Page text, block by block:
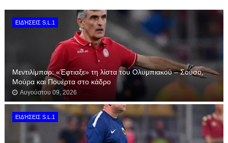
ΕΙΔΉΣΕΙΣ S.L.1
Μεντιλίμπαρ: «Έφτιαξε» τη λίστα του Ολυμπιακού – Σούσο,
Μούρα και Πουέρτα στο κάδρο
Αυγούστου 09, 2026
ΕΙΔΉΣΕΙΣ S.L.1